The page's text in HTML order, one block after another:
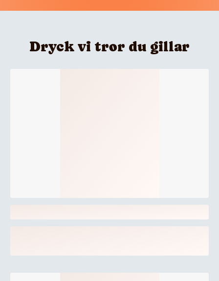
Dryck vi tror du gillar